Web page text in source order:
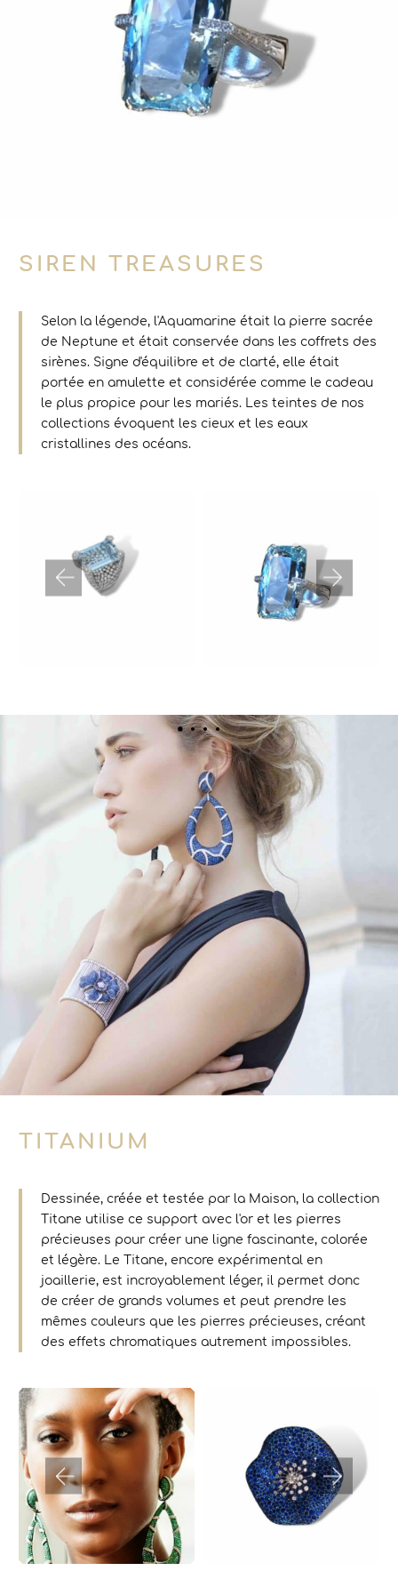
SIREN TREASURES
Selon la légende, l'Aquamarine était la pierre sacrée
de Neptune et était conservée dans les coffrets des
sirènes. Signe d'équilibre et de clarté, elle était
portée en amulette et considérée comme le cadeau
le plus propice pour les mariés. Les teintes de nos
collections évoquent les cieux et les eaux
cristallines des océans.
TITANIUM
Dessinée, créée et testée par la Maison, la collection
Titane utilise ce support avec l'or et les pierres
précieuses pour créer une ligne fascinante, colorée
et légère. Le Titane, encore expérimental en
joaillerie, est incroyablement léger, il permet donc
de créer de grands volumes et peut prendre les
mêmes couleurs que les pierres précieuses, créant
des effets chromatiques autrement impossibles.